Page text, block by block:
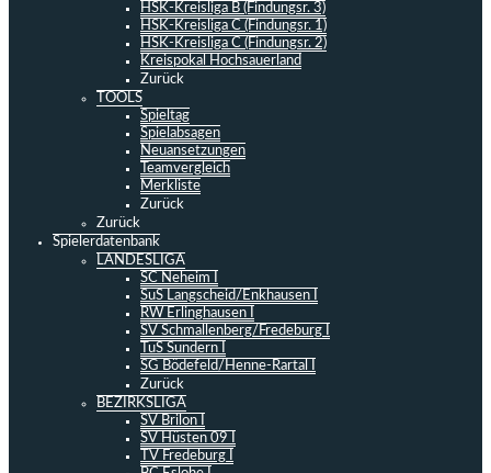
HSK-Kreisliga B (Findungsr. 3)
HSK-Kreisliga C (Findungsr. 1)
HSK-Kreisliga C (Findungsr. 2)
Kreispokal Hochsauerland
Zurück
TOOLS
Spieltag
Spielabsagen
Neuansetzungen
Teamvergleich
Merkliste
Zurück
Zurück
Spielerdatenbank
LANDESLIGA
SC Neheim I
SuS Langscheid/Enkhausen I
RW Erlinghausen I
SV Schmallenberg/Fredeburg I
TuS Sundern I
SG Bödefeld/Henne-Rartal I
Zurück
BEZIRKSLIGA
SV Brilon I
SV Hüsten 09 I
TV Fredeburg I